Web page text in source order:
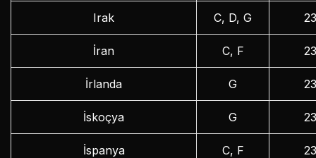
Irak C, D, G
İran C, F
İrlanda G
İskoçya G
İspanya C, F